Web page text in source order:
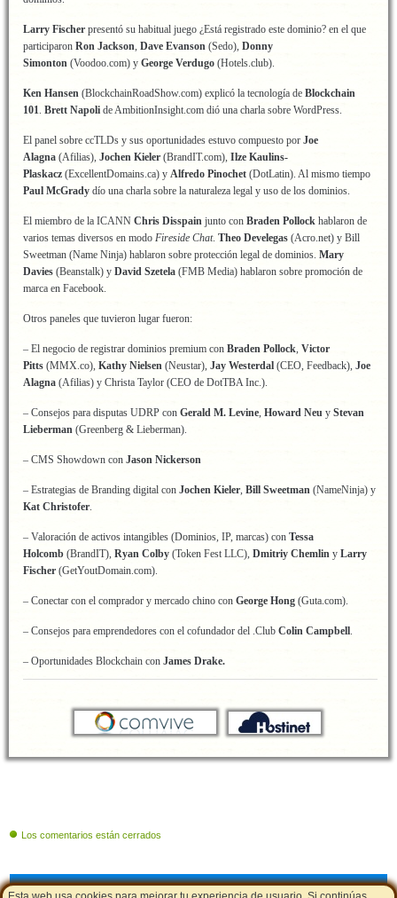
Larry Fischer presentó su habitual juego ¿Está registrado este dominio? en el que
participaron Ron Jackson, Dave Evanson (Sedo), Donny
Simonton (Voodoo.com) y George Verdugo (Hotels.club).
Ken Hansen (BlockchainRoadShow.com) explicó la tecnología de Blockchain
101. Brett Napoli de AmbitionInsight.com dió una charla sobre WordPress.
El panel sobre ccTLDs y sus oportunidades estuvo compuesto por Joe
Alagna (Afilias), Jochen Kieler (BrandIT.com), Ilze Kaulins-
Plaskacz (ExcellentDomains.ca) y Alfredo Pinochet (DotLatin). Al mismo tiempo
Paul McGrady dío una charla sobre la naturaleza legal y uso de los dominios.
El miembro de la ICANN Chris Disspain junto con Braden Pollock hablaron de
varios temas diversos en modo Fireside Chat. Theo Develegas (Acro.net) y Bill
Sweetman (Name Ninja) hablaron sobre protección legal de dominios. Mary
Davies (Beanstalk) y David Szetela (FMB Media) hablaron sobre promoción de
marca en Facebook.
Otros paneles que tuvieron lugar fueron:
– El negocio de registrar dominios premium con Braden Pollock, Victor
Pitts (MMX.co), Kathy Nielsen (Neustar), Jay Westerdal (CEO, Feedback), Joe
Alagna (Afilias) y Christa Taylor (CEO de DotTBA Inc.).
– Consejos para disputas UDRP con Gerald M. Levine, Howard Neu y Stevan
Lieberman (Greenberg & Lieberman).
– CMS Showdown con Jason Nickerson
– Estrategias de Branding digital con Jochen Kieler, Bill Sweetman (NameNinja) y
Kat Christofer.
– Valoración de activos intangibles (Dominios, IP, marcas) con Tessa
Holcomb (BrandIT), Ryan Colby (Token Fest LLC), Dmitriy Chemlin y Larry
Fischer (GetYoutDomain.com).
– Conectar con el comprador y mercado chino con George Hong (Guta.com).
– Consejos para emprendedores con el cofundador del .Club Colin Campbell.
– Oportunidades Blockchain con James Drake.
Los comentarios están cerrados
Cupones de descuento Aviso Legal - Política de Cookies |LSSI